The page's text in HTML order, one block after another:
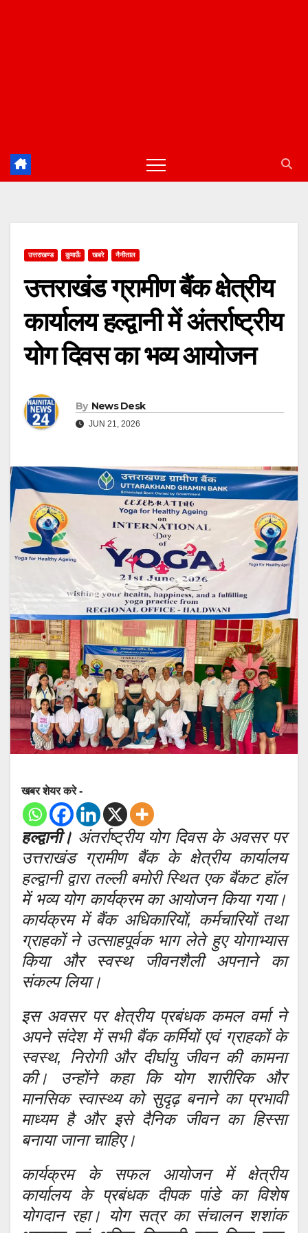
उत्तराखण्ड कुमाऊँ खबरे नैनीताल
उत्तराखंड ग्रामीण बैंक क्षेत्रीय
कार्यालय हल्द्वानी में अंतर्राष्ट्रीय
योग दिवस का भव्य आयोजन
By News Desk
JUN 21, 2026
खबर शेयर करे -
हल्द्वानी। अंतर्राष्ट्रीय योग दिवस के अवसर पर
उत्तराखंड ग्रामीण बैंक के क्षेत्रीय कार्यालय
हल्द्वानी द्वारा तल्ली बमोरी स्थित एक बैंकट हॉल
में भव्य योग कार्यक्रम का आयोजन किया गया।
कार्यक्रम में बैंक अधिकारियों, कर्मचारियों तथा
ग्राहकों ने उत्साहपूर्वक भाग लेते हुए योगाभ्यास
किया और स्वस्थ जीवनशैली अपनाने का
संकल्प लिया।
इस अवसर पर क्षेत्रीय प्रबंधक कमल वर्मा ने
अपने संदेश में सभी बैंक कर्मियों एवं ग्राहकों के
स्वस्थ, निरोगी और दीर्घायु जीवन की कामना
की। उन्होंने कहा कि योग शारीरिक और
मानसिक स्वास्थ्य को सुदृढ़ बनाने का प्रभावी
माध्यम है और इसे दैनिक जीवन का हिस्सा
बनाया जाना चाहिए।
कार्यक्रम के सफल आयोजन में क्षेत्रीय
कार्यालय के प्रबंधक दीपक पांडे का विशेष
योगदान रहा। योग सत्र का संचालन शशांक